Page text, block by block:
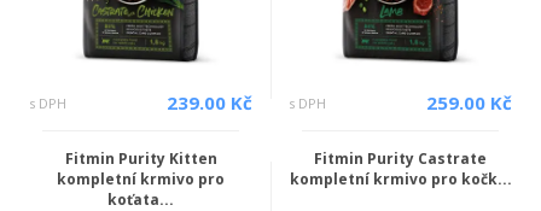
s DPH 239.00 Kč s DPH 259.00 Kč
Fitmin Purity Kitten
kompletní krmivo pro
koťata...
Fitmin Purity Castrate
kompletní krmivo pro kočk...